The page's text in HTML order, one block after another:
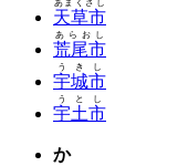
天草市
あまくさし
荒尾市
あらおし
宇城市
うきし
宇土市
うとし
か